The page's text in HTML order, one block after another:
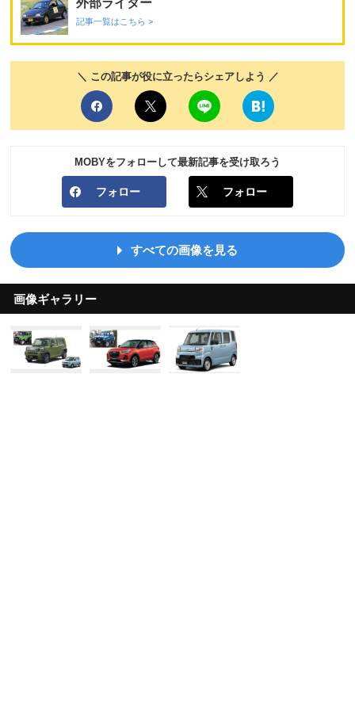
外部ライター
記事一覧はこちら >
＼ この記事が役に立ったらシェアしよう ／
MOBYをフォローして最新記事を受け取ろう
フォロー フォロー
すべての画像を見る
画像ギャラリー